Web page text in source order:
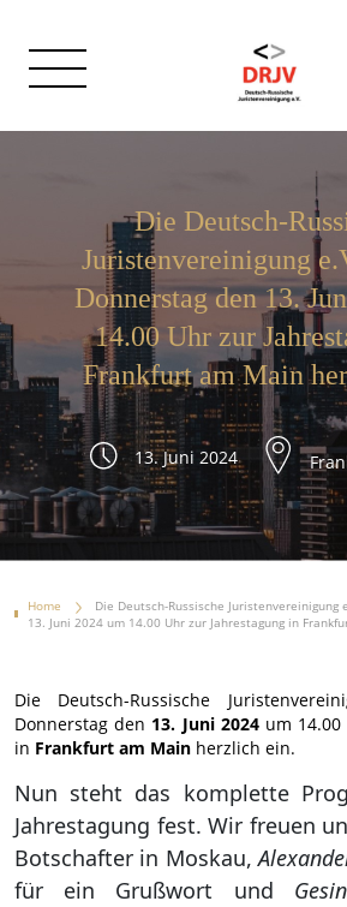
Die Deutsch-
Juristenvereinigung
Donnerstag den 13.
14.00 Uhr zur
Frankfurt am Main
13. Juni 2024
Home
Die Deutsch-Russische
13. Juni 2024 um 14.00 Uhr zur Jahrestagung in
Die Deutsch-Russische
Donnerstag den 13. Juni 2024um 14.00
in Frankfurt am Main herzlich ein.
Nun steht das komplette
Jahrestagung fest. Wir freuen
Botschafter in Moskau,
für ein Grußwort und